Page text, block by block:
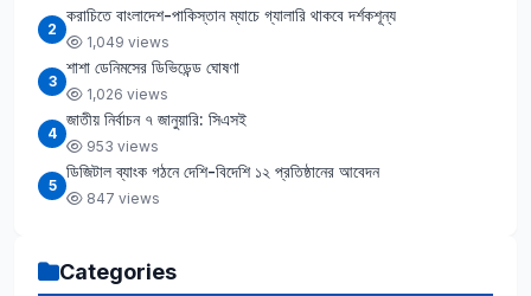
2
করাচিতে বাংলাদেশ-পাকিস্তান ম্যাচে গ্যালারি থাকবে দর্শকশূন্য
1,049 views
3
শাশা ডেনিমসের ডিভিডেন্ড ঘোষণা
1,026 views
4
জাতীয় নির্বাচন ৭ জানুয়ারি: সিএসই
953 views
5
ডিজিটাল ব্যাংক গঠনে দেশি-বিদেশি ১২ প্রতিষ্ঠানের আবেদন
847 views
Categories